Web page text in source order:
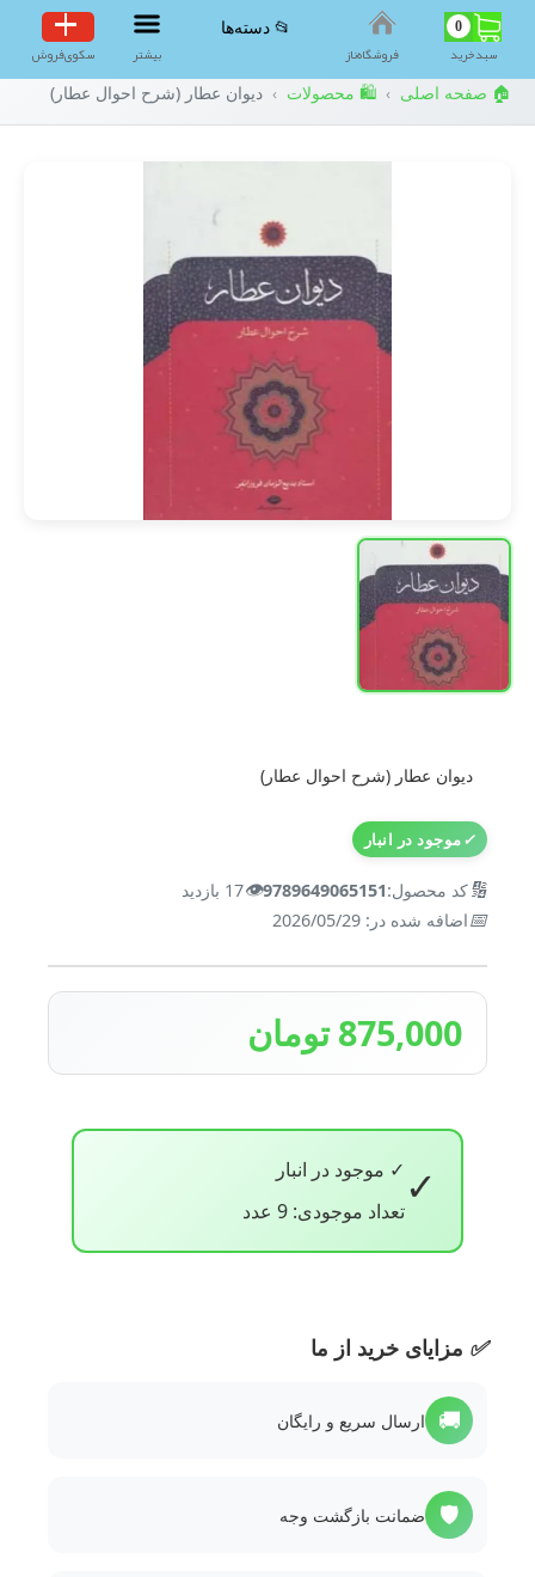
0
سبد‌خرید فروشگاه‌ناز
📂 دسته‌ها
بیشتر سکوی‌فروش
🏠 صفحه اصلی › 🛍️ محصولات › دیوان عطار (شرح احوال عطار)
دیوان عطار (شرح احوال عطار)
✓موجود در انبار
🔢کد محصول:9789649065151
👁️17 بازدید
📅اضافه شده در: 2026/05/29
875,000 تومان
✓ ✓ موجود در انبار
تعداد موجودی: 9 عدد
✅ مزایای خرید از ما
🚚 ارسال سریع و رایگان
🛡️ ضمانت بازگشت وجه